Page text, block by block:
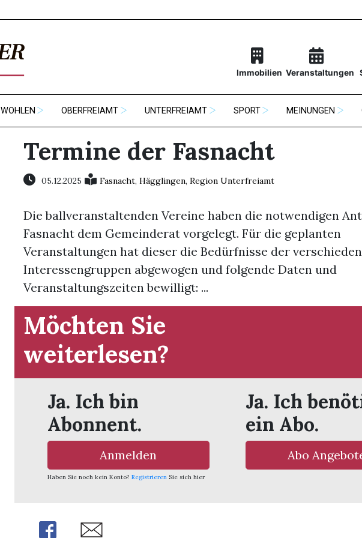
Immobilien Veranstaltungen
WOHLEN OBERFREIAMT UNTERFREIAMT SPORT MEINUNGEN
Termine der Fasnacht
05.12.2025 Fasnacht, Hägglingen, Region Unterfreiamt
Die ballveranstaltenden Vereine haben die notwendigen
Fasnacht dem Gemeinderat vorgelegt. Für die geplanten
Veranstaltungen hat dieser die Bedürfnisse der
Interessengruppen abgewogen und folgende Daten und
Veranstaltungszeiten bewilligt: ...
Möchten Sie
weiterlesen?
Ja. Ich bin
Abonnent.
Anmelden
Haben Sie noch kein Konto? Registrieren Sie sich hier
Ja. Ich
ein Abo.
Abo
Share Share